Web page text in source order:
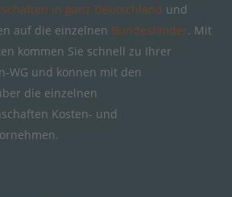
in ganz Deutschland und
auf die einzelnen Bundesländer. Mit
kommen Sie schnell zu Ihrer
WG und können mit den
die einzelnen
Kosten- und